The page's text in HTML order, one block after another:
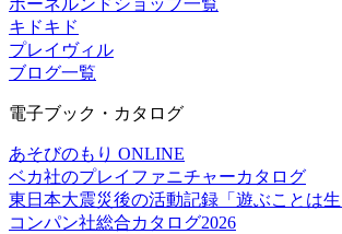
キドキド
プレイヴィル
ブログ一覧
電子ブック・カタログ
あそびのもり ONLINE
ベカ社のプレイファニチャーカタログ
東日本大震災後の活動記録「遊ぶことは生
コンパン社総合カタログ2026